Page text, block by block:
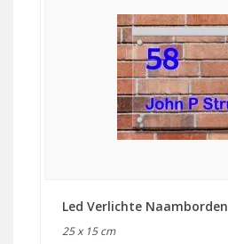
Led Verlichte Naamborden
25 x 15 cm